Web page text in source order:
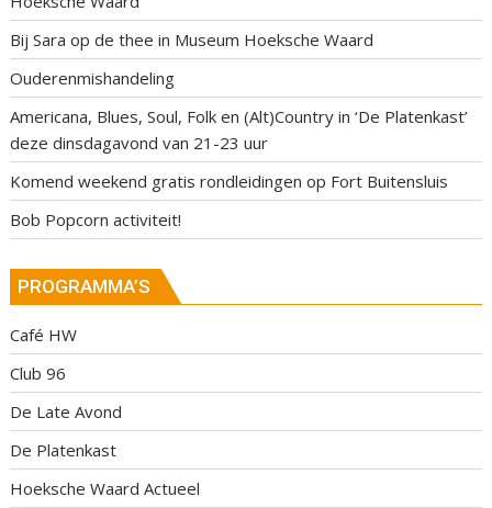
Bij Sara op de thee in Museum Hoeksche Waard
Ouderenmishandeling
Americana, Blues, Soul, Folk en (Alt)Country in ‘De Platenkast’
deze dinsdagavond van 21-23 uur
Komend weekend gratis rondleidingen op Fort Buitensluis
Bob Popcorn activiteit!
PROGRAMMA’S
Café HW
Club 96
De Late Avond
De Platenkast
Hoeksche Waard Actueel